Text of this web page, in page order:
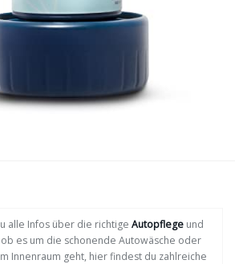
alle Infos über die richtige Autopflege und
ob es um die schonende Autowäsche oder
Innenraum geht, hier findest du zahlreiche